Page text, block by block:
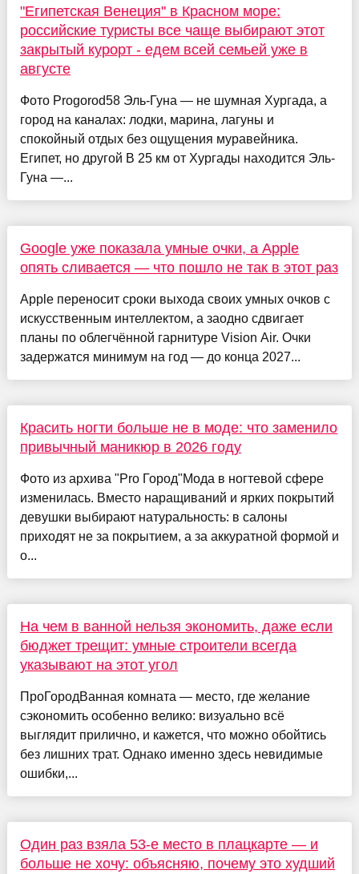
"Египетская Венеция" в Красном море:
российские туристы все чаще выбирают этот
закрытый курорт - едем всей семьей уже в
августе
Фото Progorod58 Эль-Гуна — не шумная Хургада, а
город на каналах: лодки, марина, лагуны и
спокойный отдых без ощущения муравейника.
Египет, но другой В 25 км от Хургады находится Эль-
Гуна —...
Google уже показала умные очки, а Apple
опять сливается — что пошло не так в этот раз
Apple переносит сроки выхода своих умных очков с
искусственным интеллектом, а заодно сдвигает
планы по облегчённой гарнитуре Vision Air. Очки
задержатся минимум на год — до конца 2027...
Красить ногти больше не в моде: что заменило
привычный маникюр в 2026 году
Фото из архива "Pro Город"Мода в ногтевой сфере
изменилась. Вместо наращиваний и ярких покрытий
девушки выбирают натуральность: в салоны
приходят не за покрытием, а за аккуратной формой и
о...
На чем в ванной нельзя экономить, даже если
бюджет трещит: умные строители всегда
указывают на этот угол
ПроГородВанная комната — место, где желание
сэкономить особенно велико: визуально всё
выглядит прилично, и кажется, что можно обойтись
без лишних трат. Однако именно здесь невидимые
ошибки,...
Один раз взяла 53-е место в плацкарте — и
больше не хочу: объясняю, почему это худший